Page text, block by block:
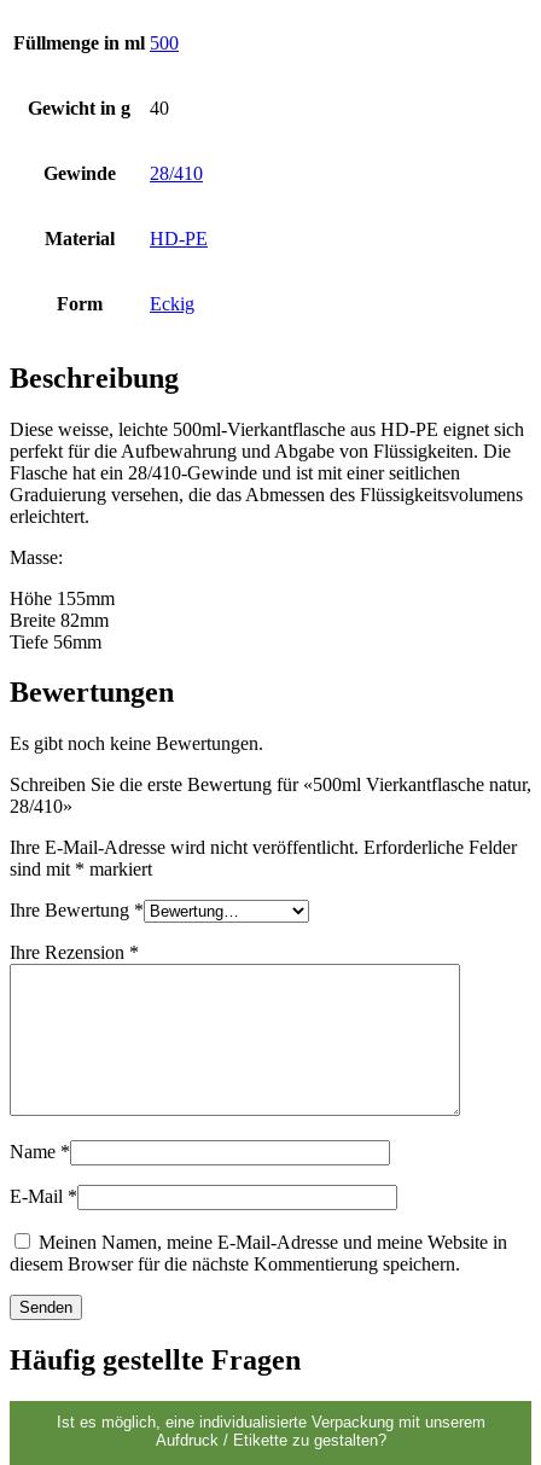
Flaschen
Kanister(21)
Kosmetik
Lebensmittel(483)
Nachhaltig
Saucenflaschen
Spirituosenflaschen
Sprüher(18)
Verschlüsse(173)
Füllmenge in ml 500
Gewicht in g 40
Gewinde 28/410
Material HD-PE
Form Eckig
Beschreibung
Diese weisse, leichte 500ml-Vierkantflasche aus HD-PE eignet sich
perfekt für die Aufbewahrung und Abgabe von Flüssigkeiten. Die
Flasche hat ein 28/410-Gewinde und ist mit einer seitlichen
Graduierung versehen, die das Abmessen des Flüssigkeitsvolumens
erleichtert.
Masse:
Höhe 155mm
Breite 82mm
Tiefe 56mm
Bewertungen
Es gibt noch keine Bewertungen.
Schreiben Sie die erste Bewertung für «500ml Vierkantflasche natur,
28/410»
Ihre E-Mail-Adresse wird nicht veröffentlicht. Erforderliche Felder
sind mit * markiert
Ihre Bewertung *
Ihre Rezension *
Name *
E-Mail *
Meinen Namen, meine E-Mail-Adresse und meine Website in
diesem Browser für die nächste Kommentierung speichern.
Häufig gestellte Fragen
Ist es möglich, eine individualisierte Verpackung mit unserem
Aufdruck / Etikette zu gestalten?